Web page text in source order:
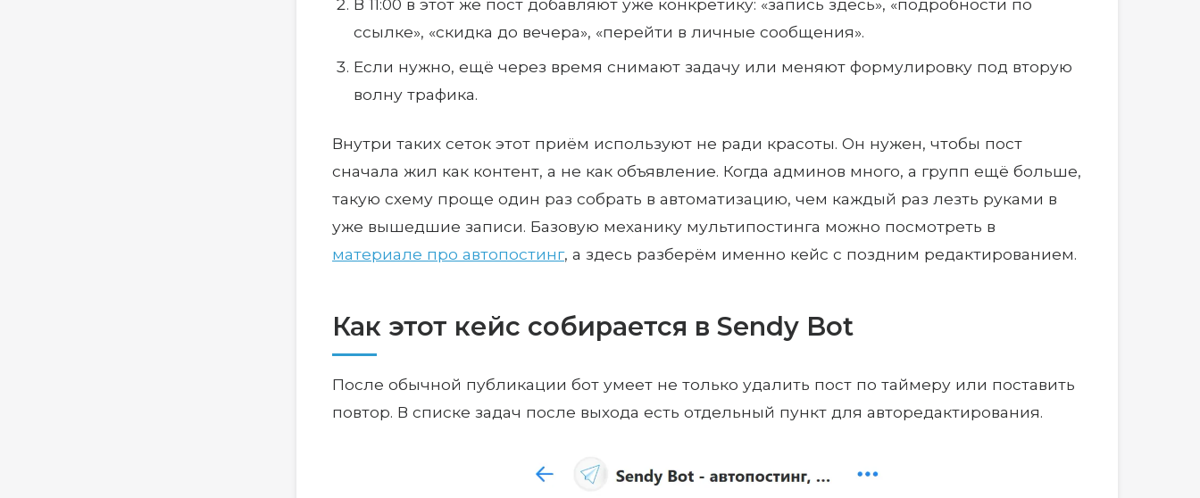
В 11:00 в этот же пост добавляют уже конкретику: «запись здесь», «подробности по
ссылке», «скидка до вечера», «перейти в личные сообщения».
Если нужно, ещё через время снимают задачу или меняют формулировку под вторую
волну трафика.
Внутри таких сеток этот приём используют не ради красоты. Он нужен, чтобы пост
сначала жил как контент, а не как объявление. Когда админов много, а групп ещё больше,
такую схему проще один раз собрать в автоматизацию, чем каждый раз лезть руками в
уже вышедшие записи. Базовую механику мультипостинга можно посмотреть в
материале про автопостинг, а здесь разберём именно кейс с поздним редактированием.
Как этот кейс собирается в Sendy Bot
После обычной публикации бот умеет не только удалить пост по таймеру или поставить
повтор. В списке задач после выхода есть отдельный пункт для авторедактирования.